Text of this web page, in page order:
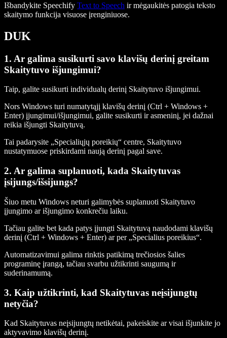
Išbandykite Speechify Text to Speech ir mėgaukitės patogia teksto
skaitymo funkcija visuose įrenginiuose.
DUK
1. Ar galima susikurti savo klavišų derinį greitam
Skaitytuvo išjungimui?
Taip, galite susikurti individualų derinį Skaitytuvo išjungimui.
Nors Windows turi numatytąjį klavišų derinį (Ctrl + Windows +
Enter) įjungimui/išjungimui, galite susikurti ir asmeninį, jei dažnai
reikia išjungti Skaitytuvą.
Tai padarysite „Specialiųjų poreikių“ centre, Skaitytuvo
nustatymuose priskirdami naują derinį pagal save.
2. Ar galima suplanuoti, kada Skaitytuvas
įsijungs/išsijungs?
Šiuo metu Windows neturi galimybės suplanuoti Skaitytuvo
įjungimo ar išjungimo konkrečiu laiku.
Tačiau galite bet kada patys įjungti Skaitytuvą naudodami klavišų
derinį (Ctrl + Windows + Enter) ar per „Specialius poreikius“.
Automatizavimui galima rinktis patikimą trečiosios šalies
programinę įrangą, tačiau svarbu užtikrinti saugumą ir
suderinamumą.
3. Kaip užtikrinti, kad Skaitytuvas neįsijungtų
netyčia?
Kad Skaitytuvas neįsijungtų netikėtai, pakeiskite ar visai išjunkite jo
aktyvavimo klavišų derinį.